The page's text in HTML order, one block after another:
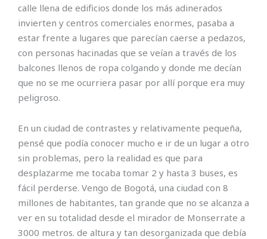
calle llena de edificios donde los más adinerados
invierten y centros comerciales enormes, pasaba a
estar frente a lugares que parecían caerse a pedazos,
con personas hacinadas que se veían a través de los
balcones llenos de ropa colgando y donde me decían
que no se me ocurriera pasar por allí porque era muy
peligroso.
En un ciudad de contrastes y relativamente pequeña,
pensé que podía conocer mucho e ir de un lugar a otro
sin problemas, pero la realidad es que para
desplazarme me tocaba tomar 2 y hasta 3 buses, es
fácil perderse. Vengo de Bogotá, una ciudad con 8
millones de habitantes, tan grande que no se alcanza a
ver en su totalidad desde el mirador de Monserrate a
3000 metros. de altura y tan desorganizada que debía